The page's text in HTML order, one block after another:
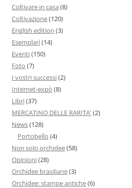
Coltivare in casa (8)
Coltivazione(120)
English edition (3)
Esemplari(14)
Eventi(150)
Foto (7)
I vostri successi(2)
Internet-expò (8)
Libri(37)
MERCATINO DELLE RARITA' (2)
News(128)
Portobello (4)
Non solo orchidee(58)
Opinioni(28)
Orchidee brasiliane(3)
Orchidee: stampe antiche(6)